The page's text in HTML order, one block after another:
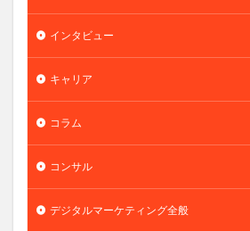
インタビュー
キャリア
コラム
コンサル
デジタルマーケティング全般